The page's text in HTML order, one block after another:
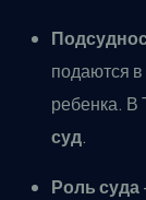
подаются
ребенка. В
суд.
Роль суда